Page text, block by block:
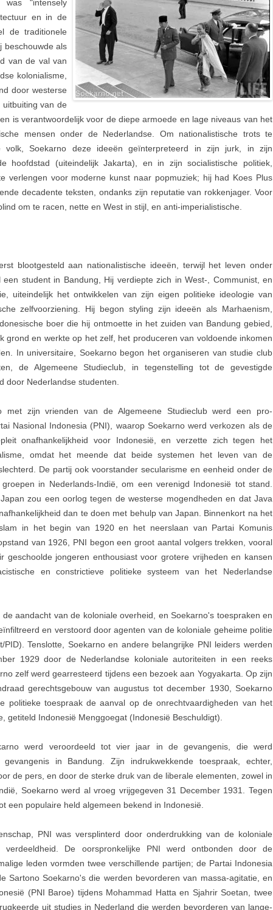
"intensely
en in de
de traditionele
beschouwde als
van de val van
kolonialisme,
door westerse
van de
is verantwoordelijk voor de diepe armoede en lage niveaus van het
mensen onder de Nederlandse. Om nationalistische trots te
volk, Soekarno deze ideeën geïnterpreteerd in zijn jurk, in zijn
hoofdstad (uiteindelijk Jakarta), en in zijn socialistische politiek,
verlengen voor moderne kunst naar popmuziek; hij had Koes Plus
decadente teksten, ondanks zijn reputatie van rokkenjager. Voor
om te racen, nette en West in stijl, en anti-imperialistische.
blootgesteld aan nationalistische ideeën, terwijl het leven onder
een student in Bandung, Hij verdiepte zich in West-, Communist, en
uiteindelijk het ontwikkelen van zijn eigen politieke ideologie van
zelfvoorziening. Hij begon styling zijn ideeën als Marhaenism,
boer die hij ontmoette in het zuiden van Bandung gebied,
grond en werkte op het zelf, het produceren van voldoende inkomen
In universitaire, Soekarno begon het organiseren van studie club
de Algemeene Studieclub, in tegenstelling tot de gevestigde
door Nederlandse studenten.
met zijn vrienden van de Algemeene Studieclub werd een pro-
Nasional Indonesia (PNI), waarop Soekarno werd verkozen als de
onafhankelijkheid voor Indonesië, en verzette zich tegen het
omdat het meende dat beide systemen het leven van de
De partij ook voorstander secularisme en eenheid onder de
in Nederlands-Indië, om een ​​verenigd Indonesië tot stand.
zou een oorlog tegen de westerse mogendheden en dat Java
dan te doen met behulp van Japan. Binnenkort na het
in het begin van 1920 en het neerslaan van Partai Komunis
van 1926, PNI begon een groot aantal volgers trekken, vooral
geschoolde jongeren enthousiast voor grotere vrijheden en kansen
en constrictieve politieke systeem van het Nederlandse
aandacht van de koloniale overheid, en Soekarno's toespraken en
en verstoord door agenten van de koloniale geheime politie
PID). Tenslotte, Soekarno en andere belangrijke PNI leiders werden
1929 door de Nederlandse koloniale autoriteiten in een reeks
zelf werd gearresteerd tijdens een bezoek aan Yogyakarta. Op zijn
gerechtsgebouw van augustus tot december 1930, Soekarno
politieke toespraak de aanval op de onrechtvaardigheden van het
getiteld Indonesië Menggoegat (Indonesië Beschuldigt).
werd veroordeeld tot vier jaar in de gevangenis, die werd
in Bandung. Zijn indrukwekkende toespraak, echter,
de pers, en door de sterke druk van de liberale elementen, zowel in
Soekarno werd al vroeg vrijgegeven 31 December 1931. Tegen
een populaire held algemeen bekend in Indonesië.
PNI was versplinterd door onderdrukking van de koloniale
De oorspronkelijke PNI werd ontbonden door de
leden vormden twee verschillende partijen; de Partai Indonesia
Sartono Soekarno's die werden bevorderen van massa-agitatie, en
(PNI Baroe) tijdens Mohammad Hatta en Sjahrir Soetan, twee
uit studies in Nederland die werden bevorderen van lange-